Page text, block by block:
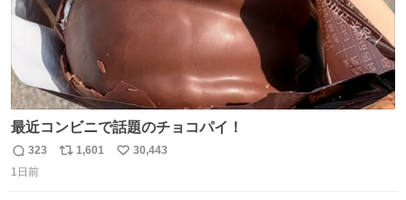
最近コンビニで話題のチョコパイ！
返
信
323
リ
1,601
い
30,443
1日前